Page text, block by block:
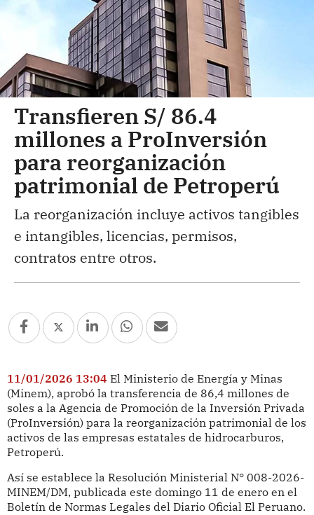
Transfieren S/ 86.4
millones a ProInversión
para reorganización
patrimonial de Petroperú
La reorganización incluye activos tangibles
e intangibles, licencias, permisos,
contratos entre otros.
11/01/2026 13:04 El Ministerio de Energía y Minas
(Minem), aprobó la transferencia de 86,4 millones de
soles a la Agencia de Promoción de la Inversión Privada
(ProInversión) para la reorganización patrimonial de los
activos de las empresas estatales de hidrocarburos,
Petroperú.
Así se establece la Resolución Ministerial N° 008-2026-
MINEM/DM, publicada este domingo 11 de enero en el
Boletín de Normas Legales del Diario Oficial El Peruano.